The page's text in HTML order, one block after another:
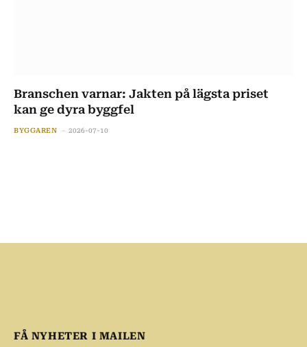
Branschen varnar: Jakten på lägsta priset
kan ge dyra byggfel
BYGGAREN 2026-07-10
FÅ NYHETER I MAILEN